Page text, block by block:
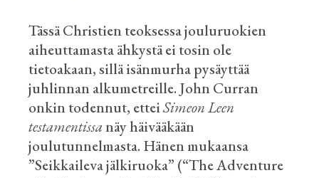
Tässä Christien teoksessa jouluruokien
aiheuttamasta ähkystä ei tosin ole
tietoakaan, sillä isänmurha pysäyttää
juhlinnan alkumetreille. JohnCurran
onkin todennut, etteiSimeon Leen
testamentissanäy häivääkään
joulutunnelmasta. Hänen mukaansa
”Seikkaileva jälkiruoka” (“TheAdventure